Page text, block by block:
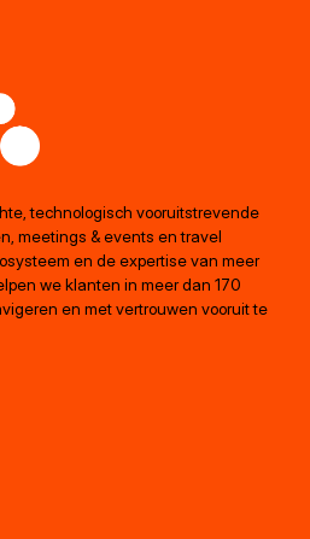
technologisch vooruitstrevende
meetings & events en travel
en de expertise van meer
we klanten in meer dan 170
en met vertrouwen vooruit te